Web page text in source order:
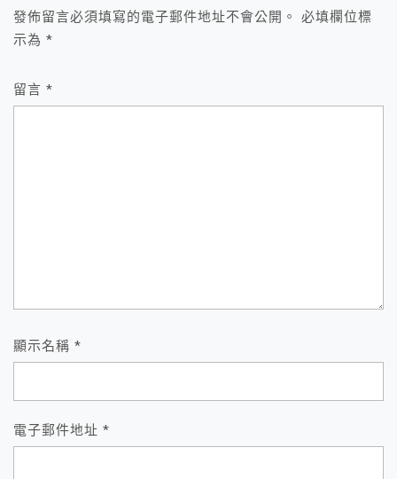
發佈留言必須填寫的電子郵件地址不會公開。
必填欄位標
示為 *
留言 *
顯示名稱 *
電子郵件地址 *